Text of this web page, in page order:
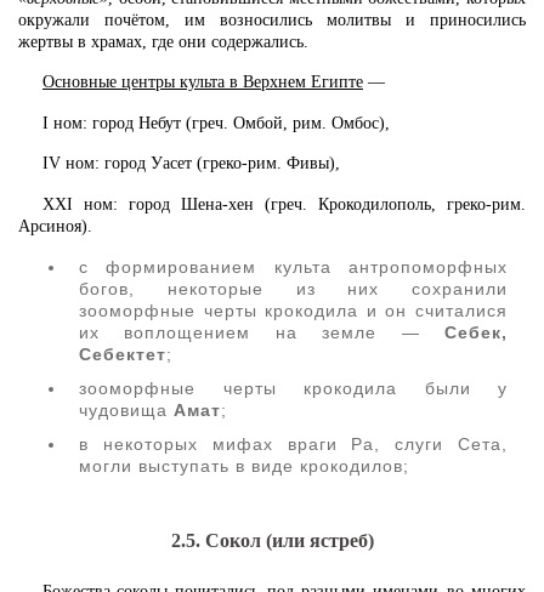
окружали почётом, им возносились молитвы и приносились
жертвы в храмах, где они содержались.
Основные центры культа в Верхнем Египте —
I ном: город Небут (греч. Омбой, рим. Омбос),
IV ном: город Уасет (греко-рим. Фивы),
XXI ном: город Шена-хен (греч. Крокодилополь, греко-рим.
Арсиноя).
с формированием культа антропоморфных
богов, некоторые из них сохранили
зооморфные черты крокодила и он считалися
их воплощением на земле — Себек,
Себектет;
зооморфные черты крокодила были у
чудовища Амат;
в некоторых мифах враги Ра, слуги Сета,
могли выступать в виде крокодилов;
2.5. Сокол (или ястреб)